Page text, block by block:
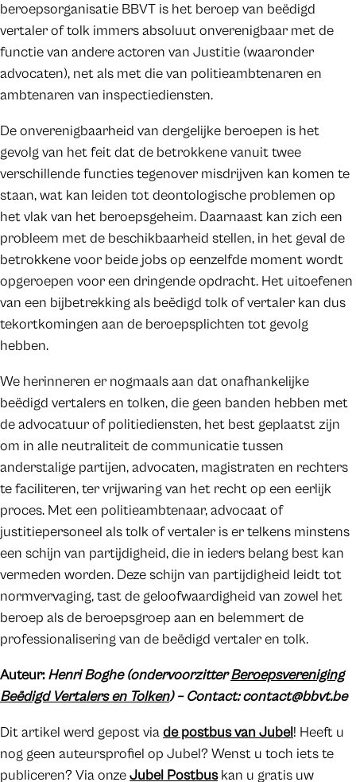
beroepsorganisatie BBVT is het beroep van beëdigd
vertaler of tolk immers absoluut onverenigbaar met de
functie van andere actoren van Justitie (waaronder
advocaten), net als met die van politieambtenaren en
ambtenaren van inspectiediensten.
De onverenigbaarheid van dergelijke beroepen is het
gevolg van het feit dat de betrokkene vanuit twee
verschillende functies tegenover misdrijven kan komen te
staan, wat kan leiden tot deontologische problemen op
het vlak van het beroepsgeheim. Daarnaast kan zich een
probleem met de beschikbaarheid stellen, in het geval de
betrokkene voor beide jobs op eenzelfde moment wordt
opgeroepen voor een dringende opdracht. Het uitoefenen
van een bijbetrekking als beëdigd tolk of vertaler kan dus
tekortkomingen aan de beroepsplichten tot gevolg
hebben.
We herinneren er nogmaals aan dat onafhankelijke
beëdigd vertalers en tolken, die geen banden hebben met
de advocatuur of politiediensten, het best geplaatst zijn
om in alle neutraliteit de communicatie tussen
anderstalige partijen, advocaten, magistraten en rechters
te faciliteren, ter vrijwaring van het recht op een eerlijk
proces. Met een politieambtenaar, advocaat of
justitiepersoneel als tolk of vertaler is er telkens minstens
een schijn van partijdigheid, die in ieders belang best kan
vermeden worden. Deze schijn van partijdigheid leidt tot
normvervaging, tast de geloofwaardigheid van zowel het
beroep als de beroepsgroep aan en belemmert de
professionalisering van de beëdigd vertaler en tolk.
Auteur: Henri Boghe (ondervoorzitterBeroepsvereniging
Beëdigd Vertalers en Tolken) – Contact: contact@bbvt.be
Dit artikel werd gepost viade postbus van Jubel! Heeft u
nog geen auteursprofiel op Jubel? Wenst u toch iets te
publiceren? Via onzeJubel Postbuskan u gratis uw